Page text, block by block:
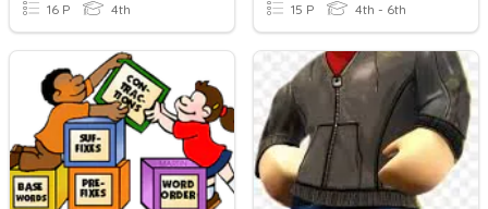
16 P 4th 15 P 4th - 6th